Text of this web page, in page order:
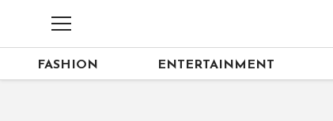
FASHION ENTERTAINMENT